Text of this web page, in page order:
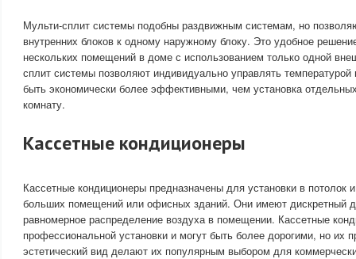
Мульти-сплит системы подобны раздвижным системам, но
внутренних блоков к одному наружному блоку. Это удобное
нескольких помещений в доме с использованием только одной
сплит системы позволяют индивидуально управлять
быть экономически более эффективными, чем установка
комнату.
Кассетные кондиционеры
Кассетные кондиционеры предназначены для установки в потолок
больших помещений или офисных зданий. Они имеют дискретный
равномерное распределение воздуха в помещении. Кассетные
профессиональной установки и могут быть более дорогими, но их
эстетический вид делают их популярным выбором для